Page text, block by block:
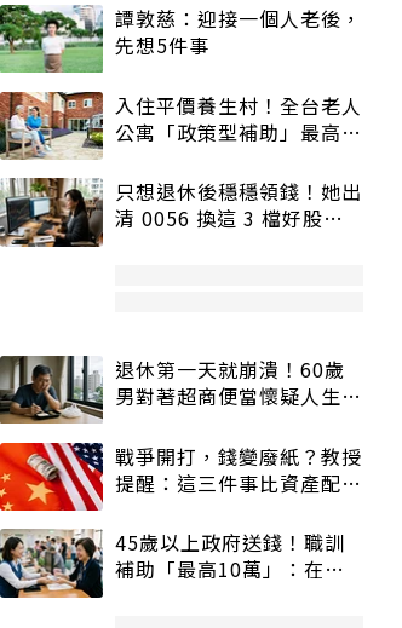
譚敦慈：迎接一個人老後，
先想5件事
入住平價養生村！全台老人
公寓「政策型補助」最高打
只想退休後穩穩領錢！她出
清 0056 換這 3 檔好股：
退休第一天就崩潰！60歲
男對著超商便當懷疑人生
戰爭開打，錢變廢紙？教授
提醒：這三件事比資產配置
45歲以上政府送錢！職訓
補助「最高10萬」：在